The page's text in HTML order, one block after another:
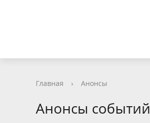
Главная › Анонсы
Анонсы событий